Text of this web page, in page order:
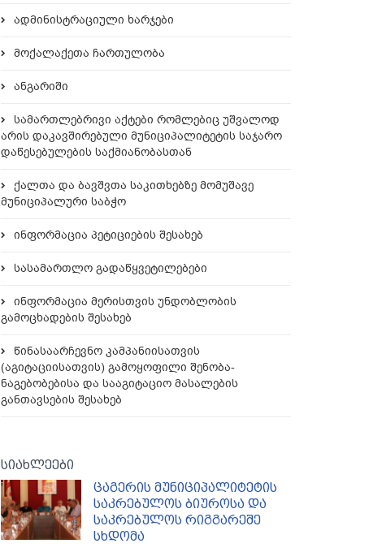
ადმინისტრაციული ხარჯები
მოქალაქეთა ჩართულობა
ანგარიში
სამართლებრივი აქტები რომლებიც უშვალოდ
არის დაკავშირებული მუნიციპალიტეტის საჯარო
დაწესებულების საქმიანობასთან
ქალთა და ბავშვთა საკითხებზე მომუშავე
მუნიციპალური საბჭო
ინფორმაცია პეტიციების შესახებ
სასამართლო გადაწყვეტილებები
ინფორმაცია მერისთვის უნდობლობის
გამოცხადების შესახებ
წინასაარჩევნო კამპანიისათვის
(აგიტაციისათვის) გამოყოფილი შენობა-
ნაგებობებისა და სააგიტაციო მასალების
განთავსების შესახებ
სიახლეები
ცაგერის მუნიციპალიტეტის
საკრებულოს ბიუროსა და
საკრებულოს რიგგარეშე
სხდომა